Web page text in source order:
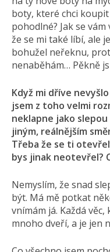
boty, které chci
pohodlné? Jak se vám
že se mi také líbí, ale
bohužel neřeknu,
nenaběhám… Pěkně
Když mi dříve
jsem z toho velmi
neklapne jako
jiným, reálnějším
Třeba že se ti
bys jinak neotevřel?
Nemyslím, že snad
být. Má mě potkat
vnímám já. Každá
mnoho dveří, a je jen